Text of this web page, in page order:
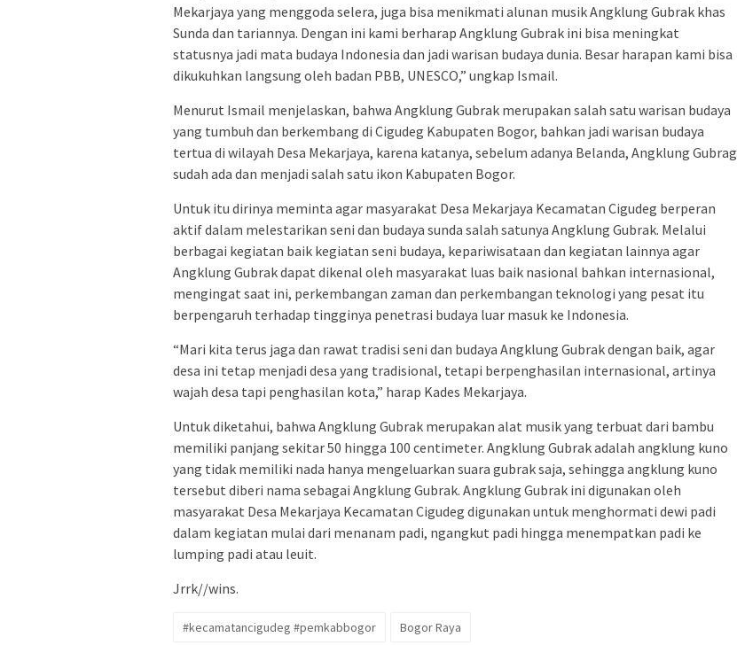
Mekarjaya yang menggoda selera, juga bisa menikmati alunan musik Angklung Gubrak khas
Sunda dan tariannya. Dengan ini kami berharap Angklung Gubrak ini bisa meningkat
statusnya jadi mata budaya Indonesia dan jadi warisan budaya dunia. Besar harapan kami bisa
dikukuhkan langsung oleh badan PBB, UNESCO,” ungkap Ismail.
Menurut Ismail menjelaskan, bahwa Angklung Gubrak merupakan salah satu warisan budaya
yang tumbuh dan berkembang di Cigudeg Kabupaten Bogor, bahkan jadi warisan budaya
tertua di wilayah Desa Mekarjaya, karena katanya, sebelum adanya Belanda, Angklung Gubrag
sudah ada dan menjadi salah satu ikon Kabupaten Bogor.
Untuk itu dirinya meminta agar masyarakat Desa Mekarjaya Kecamatan Cigudeg berperan
aktif dalam melestarikan seni dan budaya sunda salah satunya Angklung Gubrak. Melalui
berbagai kegiatan baik kegiatan seni budaya, kepariwisataan dan kegiatan lainnya agar
Angklung Gubrak dapat dikenal oleh masyarakat luas baik nasional bahkan internasional,
mengingat saat ini, perkembangan zaman dan perkembangan teknologi yang pesat itu
berpengaruh terhadap tingginya penetrasi budaya luar masuk ke Indonesia.
“Mari kita terus jaga dan rawat tradisi seni dan budaya Angklung Gubrak dengan baik, agar
desa ini tetap menjadi desa yang tradisional, tetapi berpenghasilan internasional, artinya
wajah desa tapi penghasilan kota,” harap Kades Mekarjaya.
Untuk diketahui, bahwa Angklung Gubrak merupakan alat musik yang terbuat dari bambu
memiliki panjang sekitar 50 hingga 100 centimeter. Angklung Gubrak adalah angklung kuno
yang tidak memiliki nada hanya mengeluarkan suara gubrak saja, sehingga angklung kuno
tersebut diberi nama sebagai Angklung Gubrak. Angklung Gubrak ini digunakan oleh
masyarakat Desa Mekarjaya Kecamatan Cigudeg digunakan untuk menghormati dewi padi
dalam kegiatan mulai dari menanam padi, ngangkut padi hingga menempatkan padi ke
lumping padi atau leuit.
Jrrk//wins.
#kecamatancigudeg #pemkabbogor Bogor Raya